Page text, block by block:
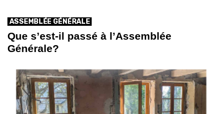
ASSEMBLÉE GÉNÉRALE
Que s’est-il passé à l’Assemblée
Générale?